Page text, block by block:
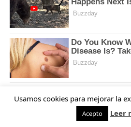
Usamos cookies para mejorar la
Acepto Leer